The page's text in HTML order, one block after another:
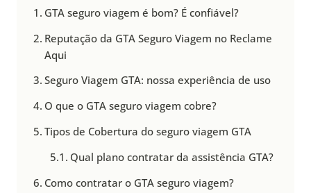
GTA seguro viagem é bom? É confiável?
Reputação da GTA Seguro Viagem no Reclame
Aqui
Seguro Viagem GTA: nossa experiência de uso
O que o GTA seguro viagem cobre?
Tipos de Cobertura do seguro viagem GTA
Qual plano contratar da assistência GTA?
Como contratar o GTA seguro viagem?